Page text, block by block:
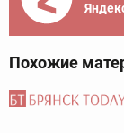
Похожие